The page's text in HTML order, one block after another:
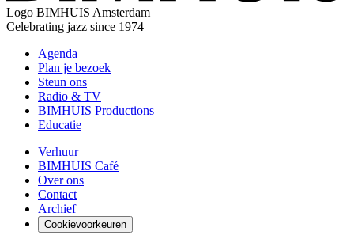
Logo BIMHUIS Amsterdam
Celebrating jazz since 1974
Agenda
Plan je bezoek
Steun ons
Radio & TV
BIMHUIS Productions
Educatie
Verhuur
BIMHUIS Café
Over ons
Contact
Archief
Cookievoorkeuren